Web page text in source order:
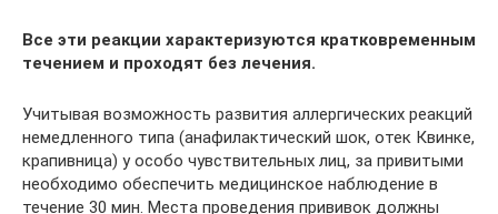
Все эти реакции характеризуются кратковременным
течением и проходят без лечения.
Учитывая возможность развития аллергических реакций
немедленного типа (анафилактический шок, отек Квинке,
крапивница) у особо чувствительных лиц, за привитыми
необходимо обеспечить медицинское наблюдение в
течение 30 мин. Места проведения прививок должны